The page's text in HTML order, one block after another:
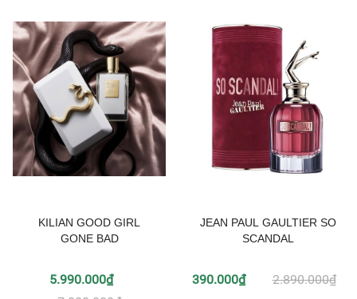
KILIAN GOOD GIRL
GONE BAD
5.990.000₫
JEAN PAUL GAULTIER SO
SCANDAL
390.000₫ 2.890.000₫